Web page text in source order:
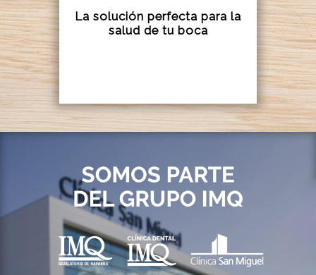
La solución perfecta para la
salud de tu boca